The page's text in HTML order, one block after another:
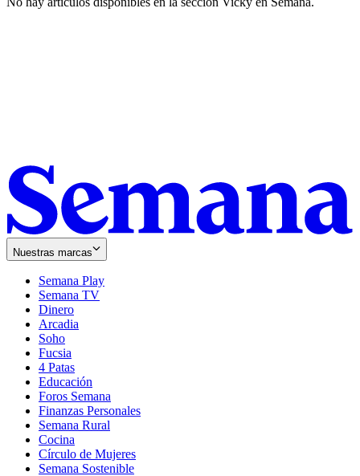
Nuestras marcas
Semana Play
Semana TV
Dinero
Arcadia
Soho
in
new
window
Fucsia
in
new
window
4 Patas
Educación
Foros Semana
Finanzas Personales
Semana Rural
Cocina
Círculo de Mujeres
Semana Sostenible